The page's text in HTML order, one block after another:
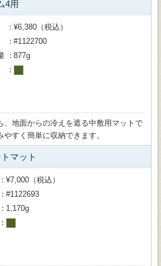
4用
¥6,380（税込）
#1122700
877g
、地面からの冷えを遮る中敷用マットで
すく簡単に収納できます。
マット
¥7,000（税込）
#1122693
1,170g